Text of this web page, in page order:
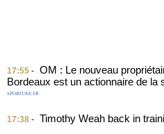
17:55 - OM : Le nouveau
Bordeaux est un actionnaire de la
SPORTUNE.FR
17:38 - Timothy Weah back in